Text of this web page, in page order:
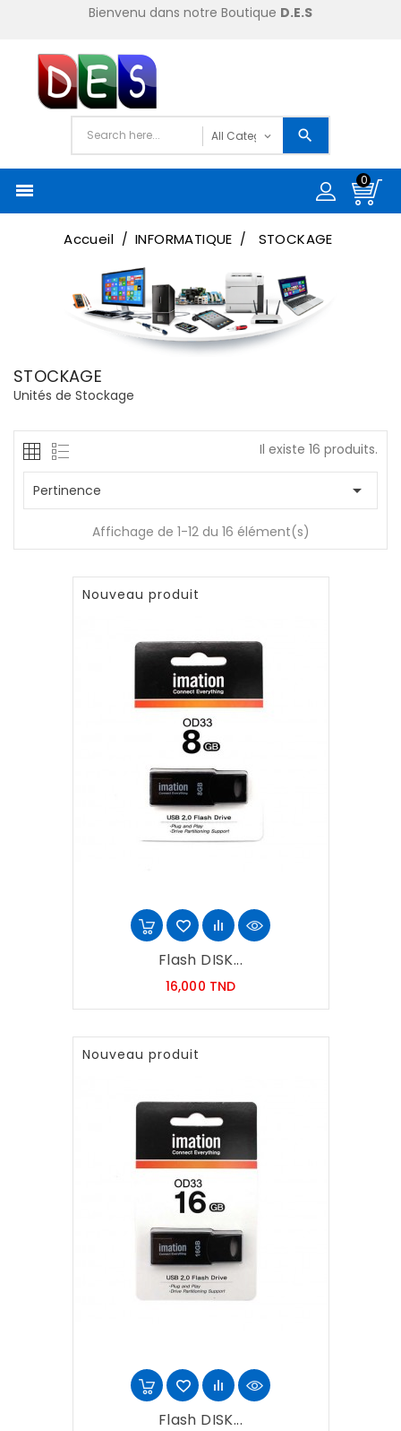
Bienvenu dans notre Boutique D.E.S

0
Accueil INFORMATIQUE STOCKAGE
STOCKAGE
Unités de Stockage
Il existe 16 produits.
Pertinence 
Affichage de 1-12 du 16 élément(s)
Nouveau produit
Flash DISK...
16,000 TNDPrix
Nouveau produit
Flash DISK...